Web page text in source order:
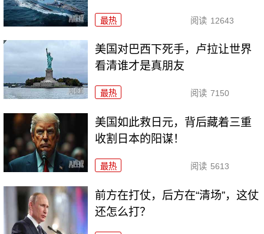
最热 阅读 12643
美国对巴西下死手，卢拉让世界
看清谁才是真朋友
最热 阅读 7150
美国如此救日元，背后藏着三重
收割日本的阳谋！
最热 阅读 5613
前方在打仗，后方在“清场”，这仗
还怎么打？